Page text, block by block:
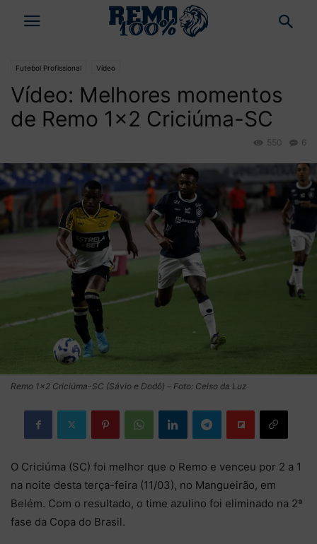
Futebol Profissional Vídeo
Vídeo: Melhores momentos
de Remo 1×2 Criciúma-SC
6
550
Remo 1×2 Criciúma-SC (Sávio e Dodô) – Foto: Celso da Luz
O Criciúma (SC) foi melhor que o Remo e venceu por 2 a 1
na noite desta terça-feira (11/03), no Mangueirão, em
Belém. Com o resultado, o time azulino foi eliminado na 2ª
fase da Copa do Brasil.